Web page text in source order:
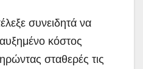
συνειδητά να
κόστος
σταθερές τις